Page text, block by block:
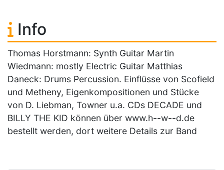
Info
Thomas Horstmann: Synth Guitar Martin
Wiedmann: mostly Electric Guitar Matthias
Daneck: Drums Percussion. Einflüsse von Scofield
und Metheny, Eigenkompositionen und Stücke
von D. Liebman, Towner u.a. CDs DECADE und
BILLY THE KID können über www.h--w--d.de
bestellt werden, dort weitere Details zur Band